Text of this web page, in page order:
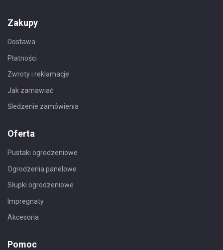
Zakupy
Dostawa
Płatności
Zwroty i reklamacje
Jak zamawiać
Śledzenie zamówienia
Oferta
Pustaki ogrodzeniowe
Ogrodzenia panelowe
Słupki ogrodzeniowe
Impregnaty
Akcesoria
Pomoc